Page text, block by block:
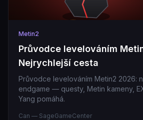
Metin2
Průvodce levelováním
Nejrychlejší cesta
Průvodce levelováním Metin2 2026:
endgame — questy, Metin kameny,
Yang pomáhá.
Can — SageGameCenter